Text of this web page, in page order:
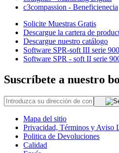
c3compassion - Beneficienecia
Solicite Muestras Gratis
Descargue la cartera de
Descargue nuestro catálogo
Software SPR-soft III serie
Software SPR - soft II serie
Suscríbete a nuestro
Mapa del sitio
Privacidad, Términos y Aviso
Politica de Devoluciones
Calidad